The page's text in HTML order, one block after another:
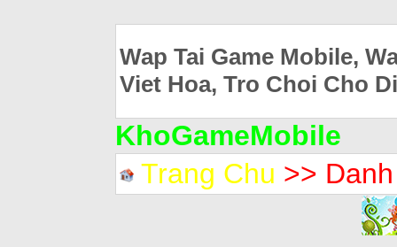
Wap Tai Game Mobile,
Viet Hoa, Tro Choi Cho
KhoGameMobile
Trang Chu >>